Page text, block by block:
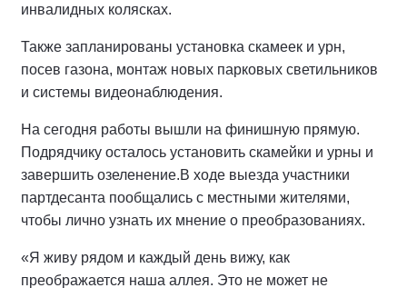
инвалидных колясках.
Также запланированы установка скамеек и урн,
посев газона, монтаж новых парковых светильников
и системы видеонаблюдения.
На сегодня работы вышли на финишную прямую.
Подрядчику осталось установить скамейки и урны и
завершить озеленение.В ходе выезда участники
партдесанта пообщались с местными жителями,
чтобы лично узнать их мнение о преобразованиях.
«Я живу рядом и каждый день вижу, как
преображается наша аллея. Это не может не